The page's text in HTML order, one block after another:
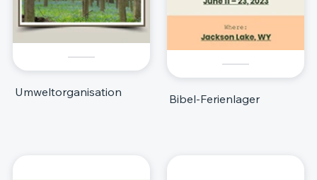
Umweltorganisation
Bibel-Ferienlager